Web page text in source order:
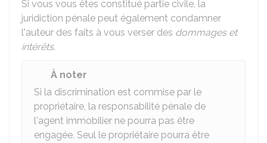
Si vous vous êtes constitué partie civile, la
juridiction pénale peut également condamner
l'auteur des faits à vous verser des dommages et
intérêts.
À noter
Si la discrimination est commise par le
propriétaire, la responsabilité pénale de
l'agent immobilier ne pourra pas être
engagée. Seul le propriétaire pourra être